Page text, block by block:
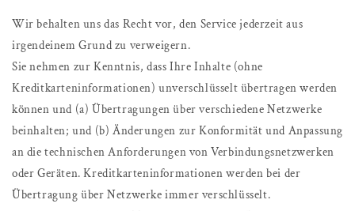
Wir behalten uns das Recht vor, den Service jederzeit aus
irgendeinem Grund zu verweigern.
Sie nehmen zur Kenntnis, dass Ihre Inhalte (ohne
Kreditkarteninformationen) unverschlüsselt übertragen werden
können und (a) Übertragungen über verschiedene Netzwerke
beinhalten; und (b) Änderungen zur Konformität und Anpassung
an die technischen Anforderungen von Verbindungsnetzwerken
oder Geräten. Kreditkarteninformationen werden bei der
Übertragung über Netzwerke immer verschlüsselt.